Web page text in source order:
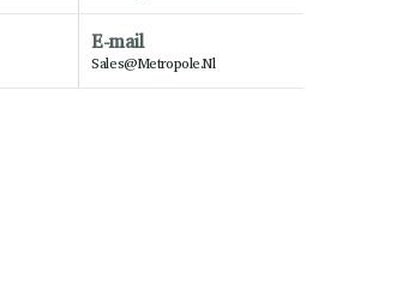
E-mail
Sales@metropole.nl